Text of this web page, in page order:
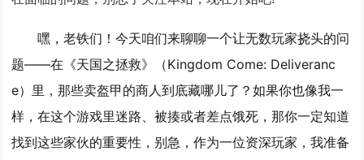
嘿，老铁们！今天咱们来聊聊一个让无数玩家挠头的问
题——在《天国之拯救》（Kingdom Come: Deliveranc
e）里，那些卖盔甲的商人到底藏哪儿了？如果你也像我一
样，在这个游戏里迷路、被揍或者差点饿死，那你一定知道
找到这些家伙的重要性，别急，作为一位资深玩家，我准备